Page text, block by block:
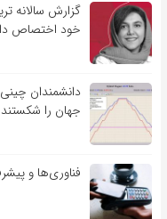
گزارش سالانه
خود اختصاص
دانشمندان
جهان را شکستند
فناوری‌ها و